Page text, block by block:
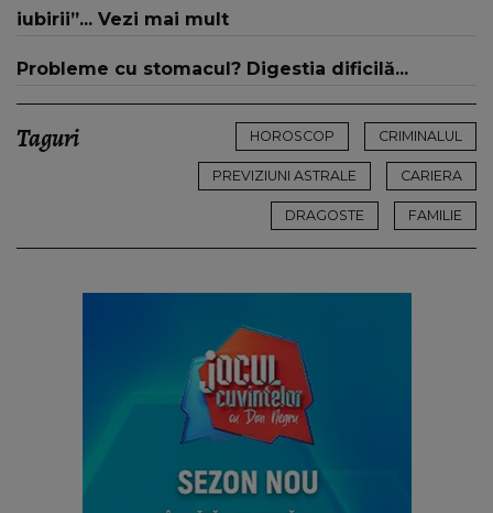
iubirii”... Vezi mai mult
Probleme cu stomacul? Digestia dificilă...
Taguri HOROSCOP CRIMINALUL
PREVIZIUNI ASTRALE CARIERA
DRAGOSTE FAMILIE